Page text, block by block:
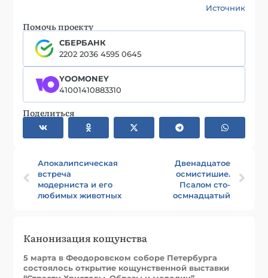
Источник
Помочь проекту
СБЕРБАНК
2202 2036 4595 0645
YOOMONEY
41001410883310
Поделиться
Апокалипсическая
встреча
модерниста и его
любимых животных
Двенадцатое
осмистишие.
Псалом сто-
осмнадцатый
Канонизация кощунства
5 марта в Феодоровском соборе Петербурга
состоялось открытие кощунственной выставки